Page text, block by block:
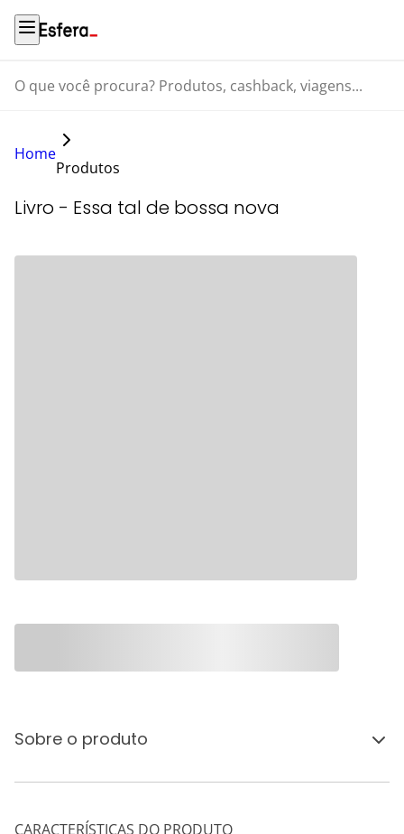
O que você procura? Produtos, cashback, viagens...
Home
Produtos
Livro - Essa tal de bossa nova
Sobre o produto
CARACTERÍSTICAS DO PRODUTO